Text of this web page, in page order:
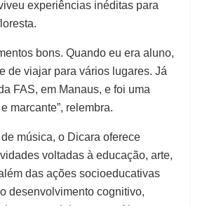
experiências inéditas para
bons. Quando eu era aluno,
de viajar para vários lugares. Já
FAS, em Manaus, e foi uma
marcante”, relembra.
música, o Dicara oferece
voltadas à educação, arte,
das ações socioeducativas
desenvolvimento cognitivo,